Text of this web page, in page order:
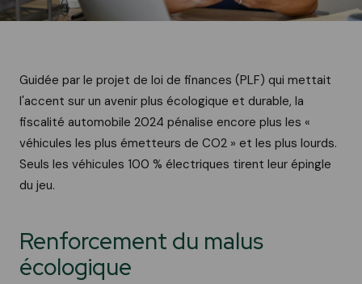
Guidée par le projet de loi de finances (PLF) qui mettait
l'accent sur un avenir plus écologique et durable, la
fiscalité automobile 2024 pénalise encore plus les «
véhicules les plus émetteurs de CO2 » et les plus lourds.
Seuls les véhicules 100 % électriques tirent leur épingle
du jeu.
Renforcement du malus
écologique